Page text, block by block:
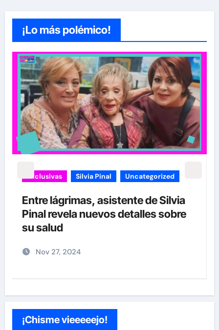
¡Lo más polémico!
carolina Sandoval Exclusivas
¡EXCLUSIVA! Revelamos la verdad
detrás del divorcio de Carolina
Sandoval y Nick Hernández
Nov 26, 2024
¡Chisme vieeeeejo!